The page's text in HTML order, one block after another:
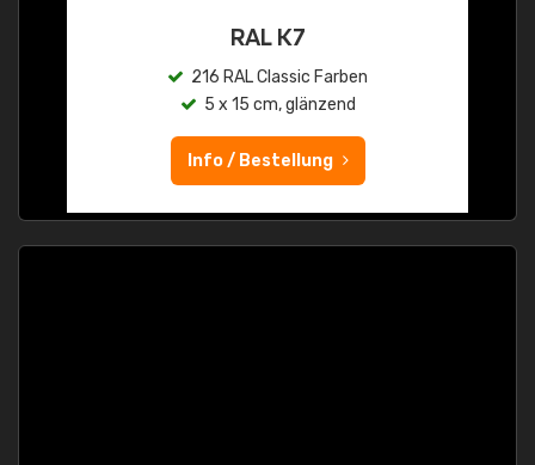
RAL K7
216 RAL Classic Farben
5 x 15 cm, glänzend
Info / Bestellung